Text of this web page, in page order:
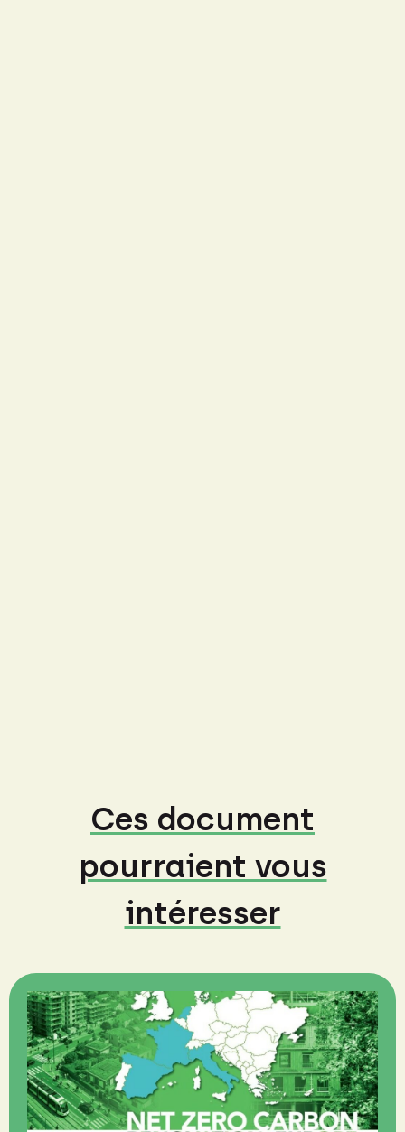
Ces document
pourraient vous
intéresser